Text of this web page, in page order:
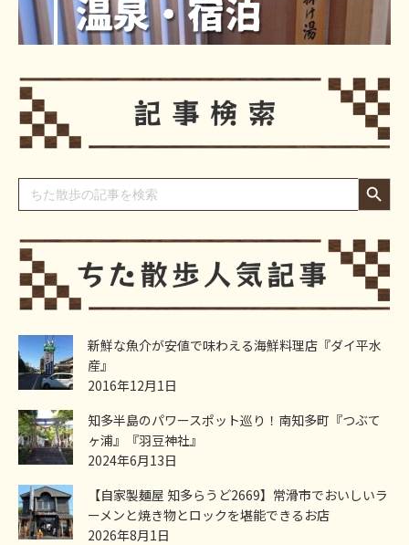
Search
for:
Search Button
新鮮な魚介が安値で味わえる海鮮料理店『ダイ平水
産』
2016年12月1日
知多半島のパワースポット巡り！南知多町『つぶて
ヶ浦』『羽豆神社』
2024年6月13日
【自家製麺屋 知多らうど2669】常滑市でおいしいラ
ーメンと焼き物とロックを堪能できるお店
2026年8月1日